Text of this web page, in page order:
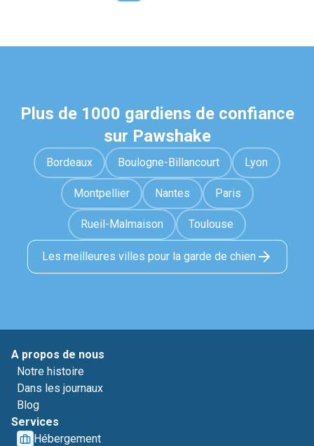
Plus de 1000 gardiens de confiance
sur Pawshake
Bordeaux Boulogne-Billancourt Lyon
Montpellier Nantes Paris
Rueil-Malmaison Toulouse
Les meilleures villes pour la garde de chien
A propos de nous
Notre histoire
Dans les journaux
Blog
Services
Hébergement